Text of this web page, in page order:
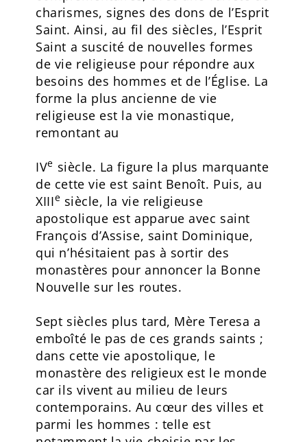
charismes, signes des dons de l’Esprit
Saint. Ainsi, au fil des siècles, l’Esprit
Saint a suscité de nouvelles formes
de vie religieuse pour répondre aux
besoins des hommes et de l’Église. La
forme la plus ancienne de vie
religieuse est la vie monastique,
remontant au
IVe siècle. La figure la plus marquante
de cette vie est saint Benoît. Puis, au
XIIIe siècle, la vie religieuse
apostolique est apparue avec saint
François d’Assise, saint Dominique,
qui n’hésitaient pas à sortir des
monastères pour annoncer la Bonne
Nouvelle sur les routes.
Sept siècles plus tard, Mère Teresa a
emboîté le pas de ces grands saints ;
dans cette vie apostolique, le
monastère des religieux est le monde
car ils vivent au milieu de leurs
contemporains. Au cœur des villes et
parmi les hommes : telle est